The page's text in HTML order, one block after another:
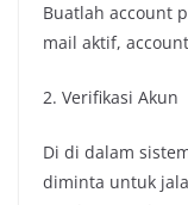
Buatlah account
mail aktif,
2. Verifikasi Akun
Di di dalam
diminta untuk